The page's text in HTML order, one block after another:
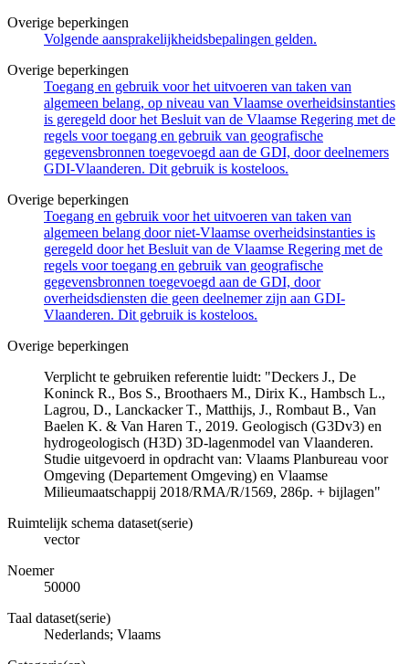
Overige beperkingen
Volgende aansprakelijkheidsbepalingen gelden.
Overige beperkingen
Toegang en gebruik voor het uitvoeren van taken van
algemeen belang, op niveau van Vlaamse overheidsinstanties
is geregeld door het Besluit van de Vlaamse Regering met de
regels voor toegang en gebruik van geografische
gegevensbronnen toegevoegd aan de GDI, door deelnemers
GDI-Vlaanderen. Dit gebruik is kosteloos.
Overige beperkingen
Toegang en gebruik voor het uitvoeren van taken van
algemeen belang door niet-Vlaamse overheidsinstanties is
geregeld door het Besluit van de Vlaamse Regering met de
regels voor toegang en gebruik van geografische
gegevensbronnen toegevoegd aan de GDI, door
overheidsdiensten die geen deelnemer zijn aan GDI-
Vlaanderen. Dit gebruik is kosteloos.
Overige beperkingen
Verplicht te gebruiken referentie luidt: "Deckers J., De
Koninck R., Bos S., Broothaers M., Dirix K., Hambsch L.,
Lagrou, D., Lanckacker T., Matthijs, J., Rombaut B., Van
Baelen K. & Van Haren T., 2019. Geologisch (G3Dv3) en
hydrogeologisch (H3D) 3D-lagenmodel van Vlaanderen.
Studie uitgevoerd in opdracht van: Vlaams Planbureau voor
Omgeving (Departement Omgeving) en Vlaamse
Milieumaatschappij 2018/RMA/R/1569, 286p. + bijlagen"
Ruimtelijk schema dataset(serie)
vector
Noemer
50000
Taal dataset(serie)
Nederlands; Vlaams